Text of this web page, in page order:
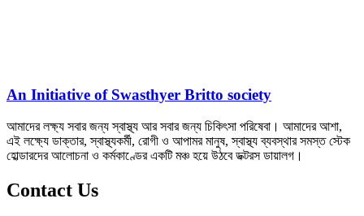
An Initiative of Swasthyer Britto society
আমাদের লক্ষ্য সবার জন্য স্বাস্থ্য আর সবার জন্য চিকিৎসা পরিষেবা। আমাদের আশা,
এই লক্ষ্যে ডাক্তার, স্বাস্থ্যকর্মী, রোগী ও আপামর মানুষ, স্বাস্থ্য ব্যবস্থার সমস্ত স্টেক
হোল্ডারদের আলোচনা ও কর্মকাণ্ডের একটি মঞ্চ হয়ে উঠবে ডক্টরস ডায়ালগ।
Contact Us